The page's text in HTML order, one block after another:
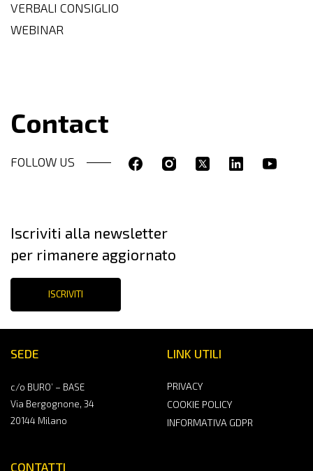
VERBALI CONSIGLIO
WEBINAR
Contact
FOLLOW US
SEDE
c/o BURO’ – BASE
Via Bergognone, 34
20144 Milano
CONTATTI
LINK UTILI
PRIVACY
COOKIE POLICY
INFORMATIVA GDPR
Iscriviti alla newsletter
per rimanere aggiornato
ISCRIVITI